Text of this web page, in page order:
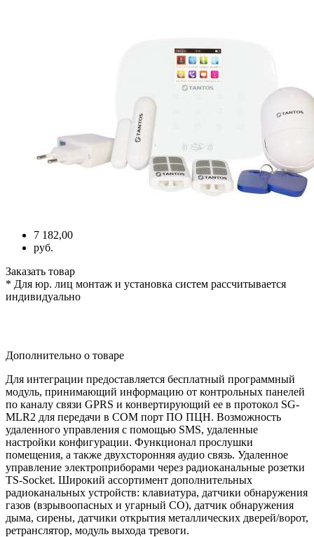
7 182,00
руб.
Заказать товар
* Для юр. лиц монтаж и установка систем рассчитывается
индивидуально
Дополнительно о товаре
Для интеграции предоставляется бесплатный программный
модуль, принимающий информацию от контрольных панелей
по каналу связи GPRS и конвертирующий ее в протокол SG-
MLR2 для передачи в СОМ порт ПО ПЦН. Возможность
удаленного управления с помощью SMS, удаленные
настройки конфигурации. Функционал прослушки
помещения, а также двухсторонняя аудио связь. Удаленное
управление электроприборами через радиоканальные розетки
TS-Socket. Широкий ассортимент дополнительных
радиоканальных устройств: клавиатура, датчики обнаружения
газов (взрывоопасных и угарный СО), датчик обнаружения
дыма, сирены, датчики открытия металлических дверей/ворот,
ретранслятор, модуль выхода тревоги.